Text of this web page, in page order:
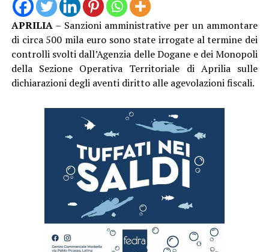
APRILIA– Sanzioni amministrative per un ammontare
di circa 500 mila euro sono state irrogate al termine dei
controlli svolti dall’Agenzia delle Dogane e dei Monopoli
della Sezione Operativa Territoriale di Aprilia sulle
dichiarazioni degli aventi diritto alle agevolazioni fiscali.